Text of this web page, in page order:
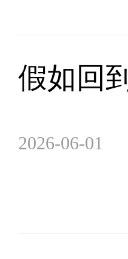
假如回
2026-06-01